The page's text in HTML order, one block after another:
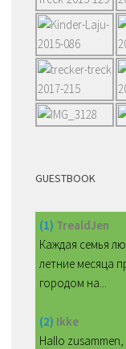
GUESTBOOK
(1) TrealdJen
Каждая семья
летние месяца
городом на...
(2) Ikke
Hallo